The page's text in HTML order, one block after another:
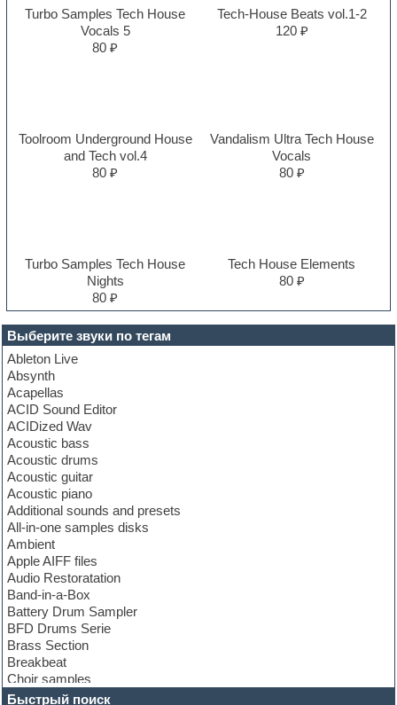
Выберите звуки по тегам
Ableton Live
Absynth
Acapellas
ACID Sound Editor
ACIDized Wav
Acoustic bass
Acoustic drums
Acoustic guitar
Acoustic piano
Additional sounds and presets
All-in-one samples disks
Ambient
Apple AIFF files
Audio Restoratation
Band-in-a-Box
Battery Drum Sampler
BFD Drums Serie
Brass Section
Breakbeat
Choir samples
Chris Hein Samples
Быстрый поиск
Turbo Samples Tech House
Vocals 5
80 ₽
Tech-House Beats vol.1-2
120 ₽
Toolroom Underground House
and Tech vol.4
80 ₽
Vandalism Ultra Tech House
Vocals
80 ₽
Turbo Samples Tech House
Nights
80 ₽
Tech House Elements
80 ₽